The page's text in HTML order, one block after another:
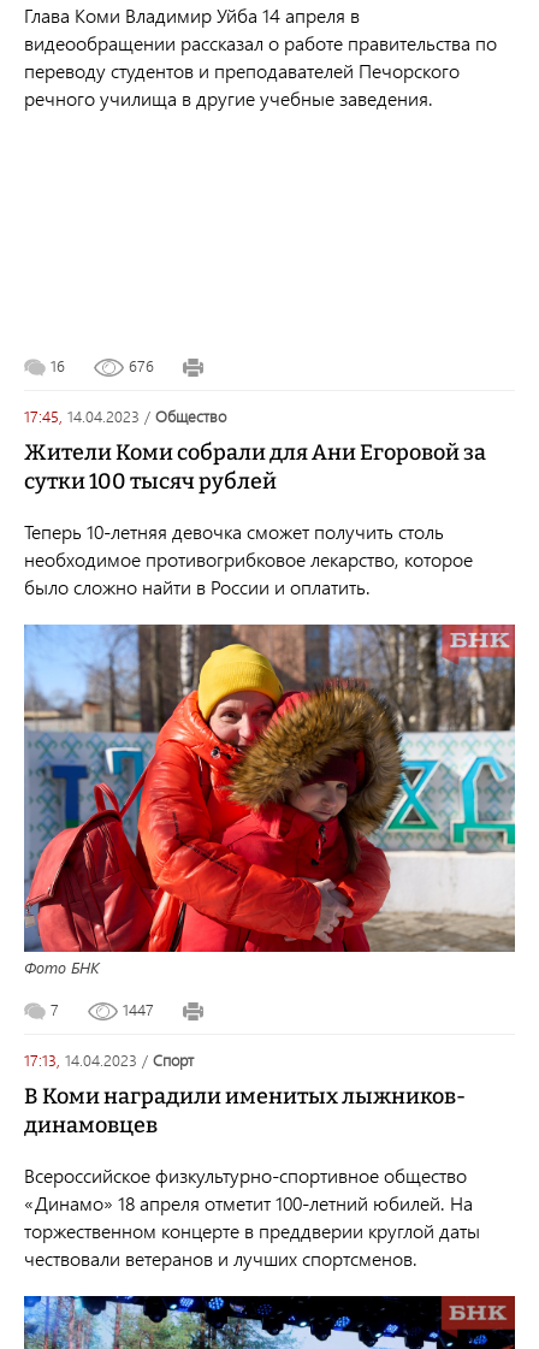
Глава Коми Владимир Уйба 14 апреля в
видеообращении рассказал о работе правительства по
переводу студентов и преподавателей Печорского
речного училища в другие учебные заведения.
16 676
17:45, 14.04.2023 / общество
Жители Коми собрали для Ани Егоровой за
сутки 100 тысяч рублей
Теперь 10-летняя девочка сможет получить столь
необходимое противогрибковое лекарство, которое
было сложно найти в России и оплатить.
Фото БНК
7 1447
17:13, 14.04.2023 / спорт
В Коми наградили именитых лыжников-
динамовцев
Всероссийское физкультурно-спортивное общество
«Динамо» 18 апреля отметит 100-летний юбилей. На
торжественном концерте в преддверии круглой даты
чествовали ветеранов и лучших спортсменов.